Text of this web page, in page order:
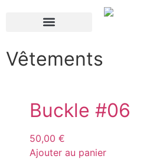
Vêtements
Buckle #06
50,00 €
Ajouter au panier